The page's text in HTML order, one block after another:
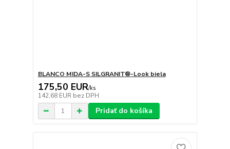
BLANCO MIDA-S SILGRANIT®-Look biela
175,50 EUR/ks
142,68 EUR bez DPH
Pridať do košíka